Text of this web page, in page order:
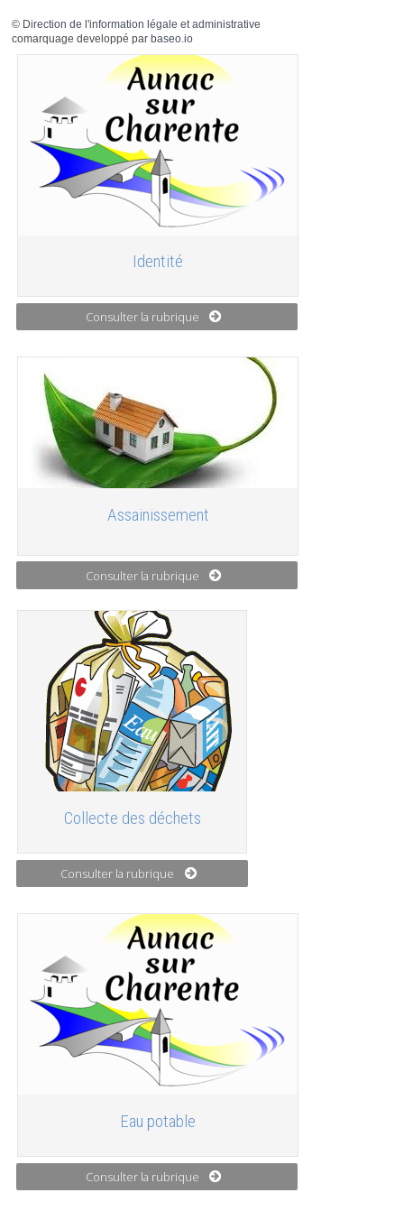
© Direction de l'information légale et administrative
comarquage developpé par baseo.io
Identité
Consulter la rubrique
Assainissement
Consulter la rubrique
Collecte des déchets
Consulter la rubrique
Eau potable
Consulter la rubrique